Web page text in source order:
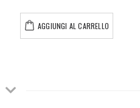
AGGIUNGI AL CARRELLO